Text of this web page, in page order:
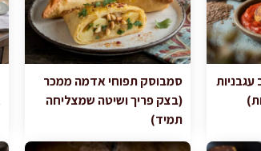
סמבוסק תפוחי אדמה ממכר
(בצק פריך ושיטה שמצליחה
תמיד)